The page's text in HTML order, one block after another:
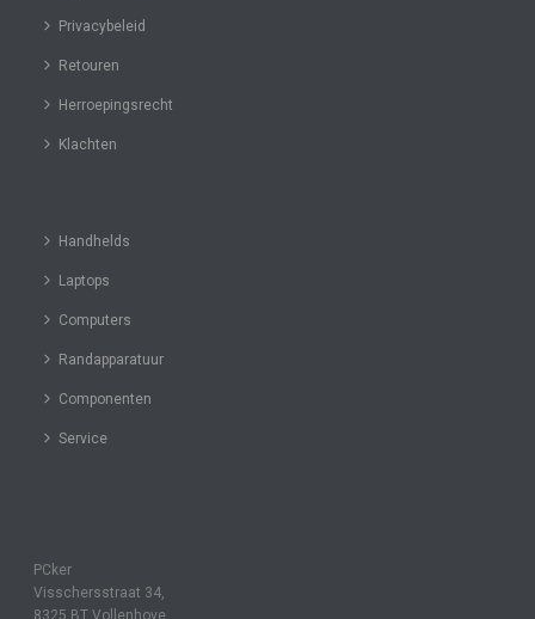
Privacybeleid
Retouren
Herroepingsrecht
Klachten
Handhelds
Laptops
Computers
Randapparatuur
Componenten
Service
PCker
Visschersstraat 34,
8325 BT Vollenhove